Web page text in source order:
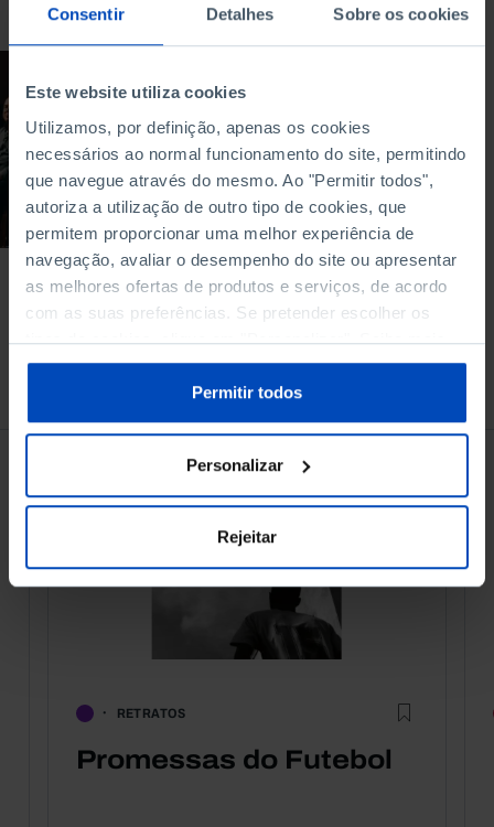
Consentir Detalhes Sobre os cookies
Este website utiliza cookies
Utilizamos, por definição, apenas os cookies
necessários ao normal funcionamento do site, permitindo
que navegue através do mesmo. Ao "Permitir todos",
autoriza a utilização de outro tipo de cookies, que
permitem proporcionar uma melhor experiência de
navegação, avaliar o desempenho do site ou apresentar
as melhores ofertas de produtos e serviços, de acordo
com as suas preferências. Se pretender escolher os
tipos de cookies, clique em "Personalizar". Saiba mais
sobre cookies através da gestão de preferências ou da
Política de Cookies.
Permitir todos
Personalizar
Rejeitar
Rir é o melhor
negócio?
30/08/2025
48 MIN
À venda na Livraria
RETRATOS
Promessas do Futebol